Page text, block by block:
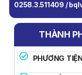
0258.3.511409 /
THÀNH
PHƯƠNG